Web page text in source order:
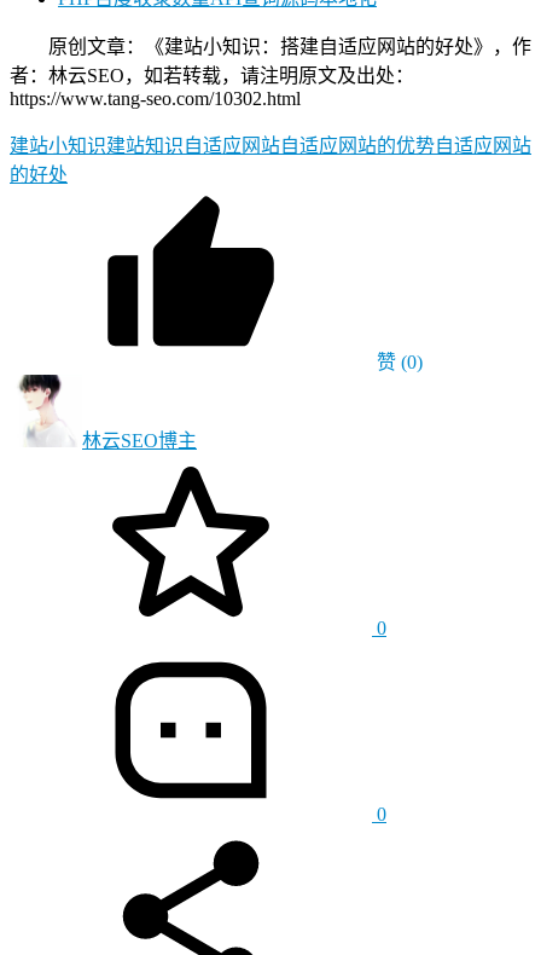
原创文章：《建站小知识：搭建自适应网站的好处》，作
者：林云SEO，如若转载，请注明原文及出处：
https://www.tang-seo.com/10302.html
建站小知识建站知识自适应网站自适应网站的优势自适应网站
的好处
赞 (0)
林云SEO博主
0
0